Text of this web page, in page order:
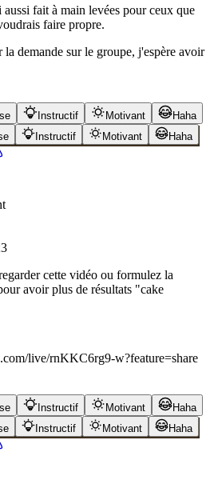
fait à main levées pour ceux que
faire propre.
demande sur le groupe, j'espère avoir
Instructif Motivant
Haha
Instructif Motivant
Haha
cette vidéo ou formulez la
avoir plus de résultats "cake
live/rnKKC6rg9-w?feature=share
Instructif Motivant
Haha
Instructif Motivant
Haha